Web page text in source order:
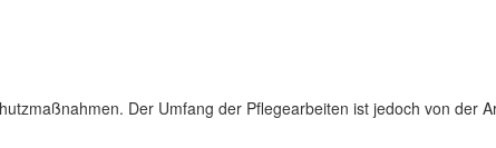
Der Umfang der Pflegearbeiten ist jedoch von der